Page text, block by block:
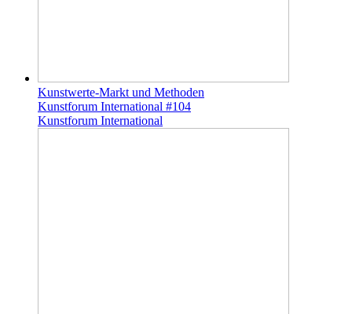
Kunstwerte-Markt und Methoden
Kunstforum International #104
Kunstforum International